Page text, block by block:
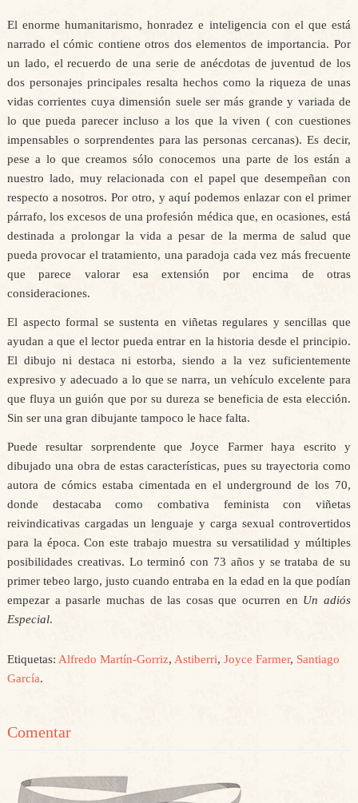
El enorme humanitarismo, honradez e inteligencia con el que está
narrado el cómic contiene otros dos elementos de importancia. Por
un lado, el recuerdo de una serie de anécdotas de juventud de los
dos personajes principales resalta hechos como la riqueza de unas
vidas corrientes cuya dimensión suele ser más grande y variada de
lo que pueda parecer incluso a los que la viven ( con cuestiones
impensables o sorprendentes para las personas cercanas). Es decir,
pese a lo que creamos sólo conocemos una parte de los están a
nuestro lado, muy relacionada con el papel que desempeñan con
respecto a nosotros. Por otro, y aquí podemos enlazar con el primer
párrafo, los excesos de una profesión médica que, en ocasiones, está
destinada a prolongar la vida a pesar de la merma de salud que
pueda provocar el tratamiento, una paradoja cada vez más frecuente
que parece valorar esa extensión por encima de otras
consideraciones.
El aspecto formal se sustenta en viñetas regulares y sencillas que
ayudan a que el lector pueda entrar en la historia desde el principio.
El dibujo ni destaca ni estorba, siendo a la vez suficientemente
expresivo y adecuado a lo que se narra, un vehículo excelente para
que fluya un guión que por su dureza se beneficia de esta elección.
Sin ser una gran dibujante tampoco le hace falta.
Puede resultar sorprendente que Joyce Farmer haya escrito y
dibujado una obra de estas características, pues su trayectoria como
autora de cómics estaba cimentada en el underground de los 70,
donde destacaba como combativa feminista con viñetas
reivindicativas cargadas un lenguaje y carga sexual controvertidos
para la época. Con este trabajo muestra su versatilidad y múltiples
posibilidades creativas. Lo terminó con 73 años y se trataba de su
primer tebeo largo, justo cuando entraba en la edad en la que podían
empezar a pasarle muchas de las cosas que ocurren en Un adiós
Especial.
Etiquetas: Alfredo Martín-Gorriz, Astiberri, Joyce Farmer, Santiago
García.
Comentar